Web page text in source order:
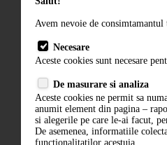
Avem nevoie de
Necesare
Aceste cookies sunt necesare
De masurare si analiza
Aceste cookies ne permit sa
anumit element din pagina –
si alegerile pe care le-ai facut,
De asemenea, informatiile
functionalitatilor acestuia.